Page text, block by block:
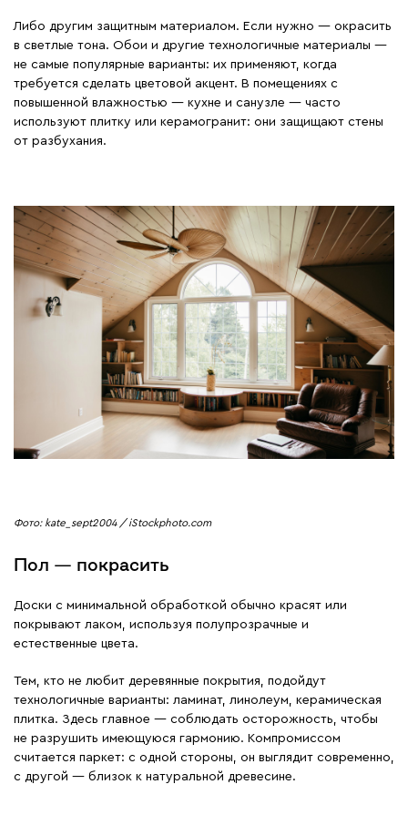
Либо другим защитным материалом. Если нужно — окрасить
в светлые тона. Обои и другие технологичные материалы —
не самые популярные варианты: их применяют, когда
требуется сделать цветовой акцент. В помещениях с
повышенной влажностью — кухне и санузле — часто
используют плитку или керамогранит: они защищают стены
от разбухания.
Фото: kate_sept2004 / iStockphoto.com
Пол — покрасить
Доски с минимальной обработкой обычно красят или
покрывают лаком, используя полупрозрачные и
естественные цвета.
Тем, кто не любит деревянные покрытия, подойдут
технологичные варианты: ламинат, линолеум, керамическая
плитка. Здесь главное — соблюдать осторожность, чтобы
не разрушить имеющуюся гармонию. Компромиссом
считается паркет: с одной стороны, он выглядит современно,
с другой — близок к натуральной древесине.